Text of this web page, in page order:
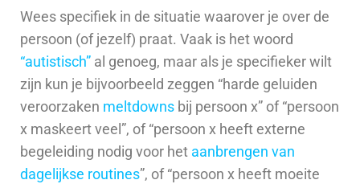
Wees specifiek in de situatie waarover je over de
persoon (of jezelf) praat. Vaak is het woord
“autistisch” al genoeg, maar als je specifieker wilt
zijn kun je bijvoorbeeld zeggen “harde geluiden
veroorzaken meltdowns bij persoon x” of “persoon
x maskeert veel”, of “persoon x heeft externe
begeleiding nodig voor het aanbrengen van
dagelijkse routines”, of “persoon x heeft moeite